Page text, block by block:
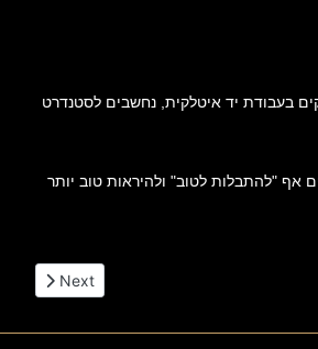
בעבודת יד איטלקית, נחשבים לסטנדרט
אף "להתבלות לטוב" ולהיראות טוב יותר
Next article: תיקי עור יוקרתיים | איכות, סטייל ואלגנטיות לאורך זמן
Next